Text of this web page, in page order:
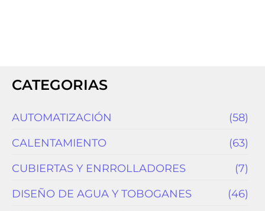
CATEGORIAS
AUTOMATIZACIÓN
(58)
CALENTAMIENTO
(63)
CUBIERTAS Y ENRROLLADORES
(7)
DISEÑO DE AGUA Y TOBOGANES
(46)